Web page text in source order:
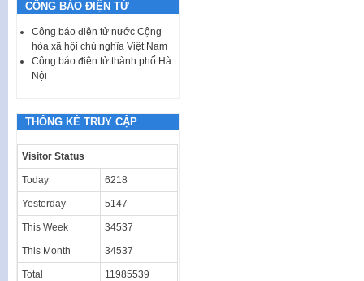
CÔNG BÁO ĐIỆN TỬ
Công báo điện tử nước Cộng
hòa xã hội chủ nghĩa Việt Nam
Công báo điện tử thành phố Hà
Nội
THỐNG KÊ TRUY CẬP
Visitor Status
Today 6218
Yesterday 5147
This Week 34537
This Month 34537
Total 11985539